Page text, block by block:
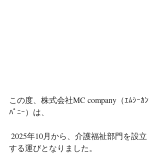
この度、株式会社MC company（ｴﾑｼｰｶﾝ
ﾊﾟﾆｰ）は、
する運びとなりました。